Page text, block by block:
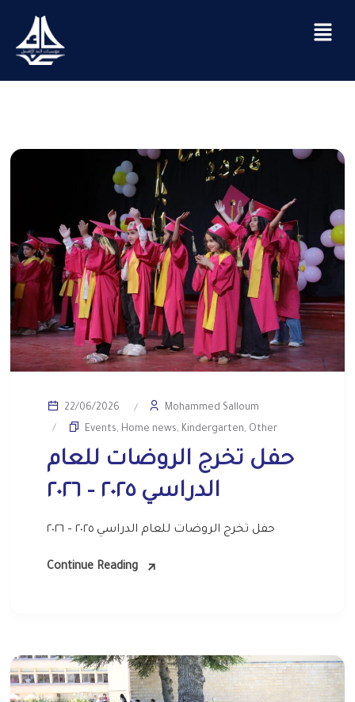
22/06/2026
Mohammed Salloum
Events, Home news, Kindergarten, Other
حفل تخرج الروضات للعام
الدراسي ٢٠٢٥ – ٢٠٢٦
حفل تخرج الروضات للعام الدراسي ٢٠٢٥ – ٢٠٢٦
Continue Reading